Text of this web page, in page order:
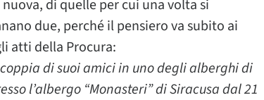
di quelle per cui una volta si
due, perché il pensiero va subito ai
atti della Procura:
coppia di suoi amici in uno degli alberghi di
l’albergo “Monasteri” di Siracusa dal 21